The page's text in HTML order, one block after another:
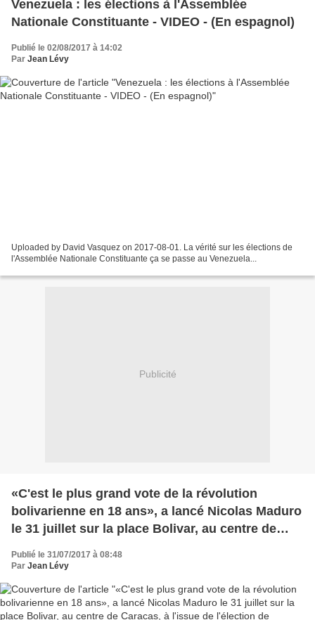
Venezuela : les élections à l'Assemblée
Nationale Constituante - VIDEO - (En espagnol)
Publié le 02/08/2017 à 14:02
Par Jean Lévy
Uploaded by David Vasquez on 2017-08-01. La vérité sur les élections de
l'Assemblée Nationale Constituante ça se passe au Venezuela...
Publicité
«C'est le plus grand vote de la révolution
bolivarienne en 18 ans», a lancé Nicolas Maduro
le 31 juillet sur la place Bolivar, au centre de
constituante du Venezuela.
Publié le 31/07/2017 à 08:48
Par Jean Lévy